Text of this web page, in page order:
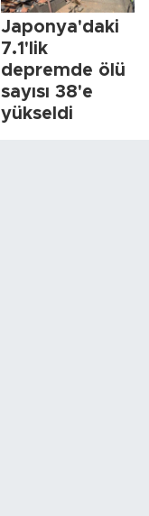
Japonya'daki
7.1'lik
depremde ölü
sayısı 38'e
yükseldi